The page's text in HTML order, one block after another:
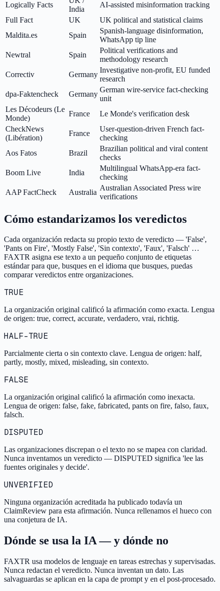
Logically Facts
India
AI-assisted misinformation tracking
Full Fact
UK
UK political and statistical claims
Maldita.es
Spain
Spanish-language disinformation,
WhatsApp tip line
Newtral
Spain
Political verifications and
methodology research
Correctiv
Germany
Investigative non-profit, EU funded
research
dpa-Faktencheck
Germany
German wire-service fact-checking
unit
Les Décodeurs (Le
Monde)
France
Le Monde's verification desk
CheckNews
(Libération)
France
User-question-driven French fact-
checking
Aos Fatos
Brazil
Brazilian political and viral content
checks
Boom Live
India
Multilingual WhatsApp-era fact-
checking
AAP FactCheck
Australia
Australian Associated Press wire
verifications
Cómo estandarizamos los veredictos
Cada organización redacta su propio texto de veredicto — 'False',
'Pants on Fire', 'Mostly False', 'Sin contexto', 'Faux', 'Falsch' …
FAXTR asigna ese texto a un pequeño conjunto de etiquetas
estándar para que, busques en el idioma que busques, puedas
comparar veredictos entre organizaciones.
TRUE
La organización original calificó la afirmación como exacta. Lengua
de origen: true, correct, accurate, verdadero, vrai, richtig.
HALF-TRUE
Parcialmente cierta o sin contexto clave. Lengua de origen: half,
partly, mostly, mixed, misleading, sin contexto.
FALSE
La organización original calificó la afirmación como inexacta.
Lengua de origen: false, fake, fabricated, pants on fire, falso, faux,
falsch.
DISPUTED
Las organizaciones discrepan o el texto no se mapea con claridad.
Nunca inventamos un veredicto — DISPUTED significa 'lee las
fuentes originales y decide'.
UNVERIFIED
Ninguna organización acreditada ha publicado todavía un
ClaimReview para esta afirmación. Nunca rellenamos el hueco con
una conjetura de IA.
Dónde se usa la IA — y dónde no
FAXTR usa modelos de lenguaje en tareas estrechas y supervisadas.
Nunca redactan el veredicto. Nunca inventan un dato. Las
salvaguardas se aplican en la capa de prompt y en el post-procesado.